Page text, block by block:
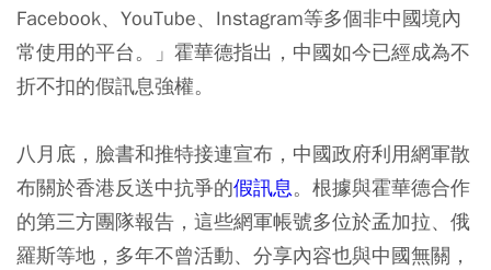
Facebook、YouTube、Instagram等多個非中國境內
常使用的平台。」霍華德指出，中國如今已經成為不
折不扣的假訊息強權。
八月底，臉書和推特接連宣布，中國政府利用網軍散
布關於香港反送中抗爭的假訊息。根據與霍華德合作
的第三方團隊報告，這些網軍帳號多位於孟加拉、俄
羅斯等地，多年不曾活動、分享內容也與中國無關，